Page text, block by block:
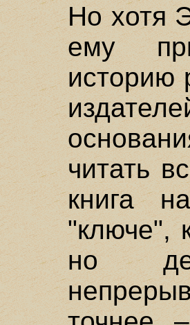
Но хотя
ему
историю
читать
книга
"ключе",
но